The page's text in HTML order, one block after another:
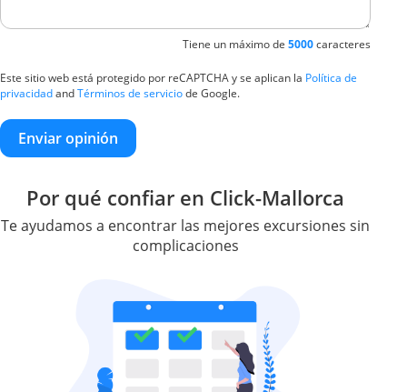
Tiene un máximo de 5000caracteres
Este sitio web está protegido por reCAPTCHA y se aplican la Política de
privacidadandTérminos de serviciode Google.
Enviar opinión
Por qué confiar en Click-Mallorca
Te ayudamos a encontrar las mejores excursiones sin
complicaciones